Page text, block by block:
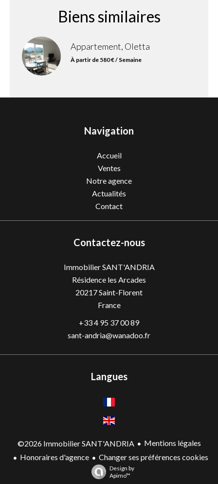
Biens similaires
Appartement, Oletta
À partir de 580 € / Semaine
Navigation
Accueil
Ventes
Notre agence
Actualités
Contact
Contactez-nous
Immobilier SANT'ANDRIA
Résidence les Arcades
20217Saint-Florent
France
+33 4 95 37 00 89
sant-andria@wanadoo.fr
Langues
©2026 Immobilier SANT'ANDRIA
Mentions légales
Honoraires d'agence
Changer ses préférences cookies
Design by
Apimo™